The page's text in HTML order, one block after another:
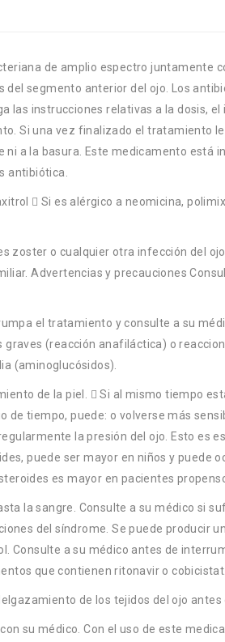
de amplio espectro juntamente
segmento anterior del ojo. Los
instrucciones relativas a la dosis,
Si una vez finalizado el tratamiento
a la basura. Este medicamento está
antibiótica.
 Si es alérgico a neomicina,
o cualquier otra infección del
Advertencias y precauciones
el tratamiento y consulte a su
(reacción anafiláctica) o
(aminoglucósidos).
de la piel.  Si al mismo tiempo
tiempo, puede: o volverse más
la presión del ojo. Esto es
puede ser mayor en niños y puede
es mayor en pacientes
la sangre. Consulte a su médico si
del síndrome. Se puede producir
a su médico antes de
que contienen ritonavir o cobicistat.
de los tejidos del ojo
su médico. Con el uso de este